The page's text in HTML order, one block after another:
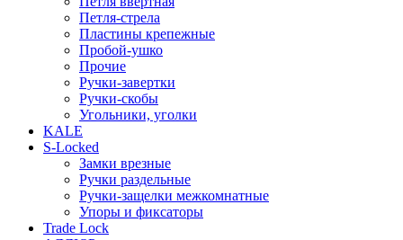
Петля-стрела
Пластины крепежные
Пробой-ушко
Прочие
Ручки-завертки
Ручки-скобы
Угольники, уголки
KALE
S-Locked
Замки врезные
Ручки раздельные
Ручки-защелки межкомнатные
Упоры и фиксаторы
Trade Lock